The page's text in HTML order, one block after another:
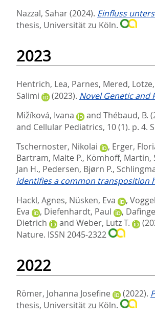
Nazzal, Sahar(2024). Einfluss
thesis, Universität zu Köln.
2023
Hentrich, Lea, Parnes, Mered,
Salimi
(2023). Novel Genetic and
Mižíková, Ivana
and Thébaud, B.
and Cellular Pediatrics, 10 (1). p. 4.
Tschernoster, Nikolai
, Erger,
Bartram, Malte P., Kömhoff, Martin,
Jan H., Pedersen, Bjørn P.,
identifies a common transposition
Hackl, Agnes, Nüsken, Eva ,
Eva
, Diefenhardt, Paul ,
Dietrich
and Weber, Lutz T.
Nature. ISSN 2045-2322
2022
Römer, Johanna Josefine (2022).
thesis, Universität zu Köln.